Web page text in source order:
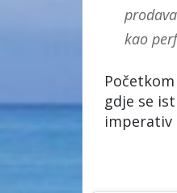
kao
gdje se
imperativ